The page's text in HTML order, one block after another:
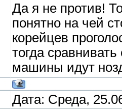
Да я не против!
понятно на чей
корейцев
тогда
машины идут
Дата: Среда,